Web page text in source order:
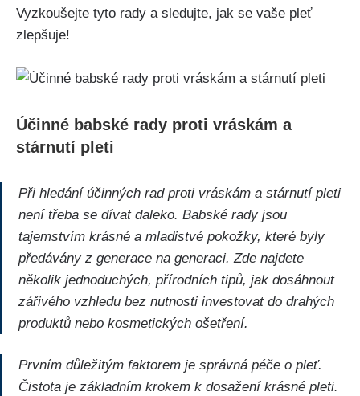
Vyzkoušejte‍ tyto rady a sledujte, jak se⁤ vaše pleť
zlepšuje!
Účinné babské rady proti vráskám a
stárnutí pleti
Při hledání účinných​ rad proti vráskám a stárnutí‍ pleti
není ⁢třeba se dívat daleko. Babské rady jsou
tajemstvím⁢ krásné a mladistvé pokožky, které⁣ byly
předávány z generace na generaci.‌ Zde najdete
několik jednoduchých, přírodních tipů, ⁣jak dosáhnout
zářivého vzhledu bez nutnosti investovat do drahých
produktů nebo kosmetických ošetření.
Prvním důležitým faktorem‍ je ⁣správná péče o pleť.‌
Čistota je základním⁢ krokem k dosažení krásné pleti.​